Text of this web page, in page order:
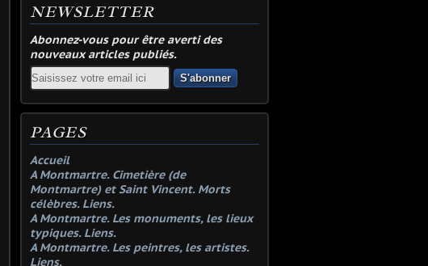
NEWSLETTER
Abonnez-vous pour être averti des
nouveaux articles publiés.
Email
PAGES
Accueil
A Montmartre. Cimetière (de
Montmartre) et Saint Vincent. Morts
célèbres. Liens.
A Montmartre. Les monuments, les lieux
typiques. Liens.
A Montmartre. Les peintres, les artistes.
Liens.